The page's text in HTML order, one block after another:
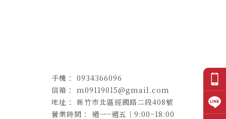
週一~週五｜9:00~18:00
0934366096
m09119015@gmail.com
新竹市北區經國路二段408號